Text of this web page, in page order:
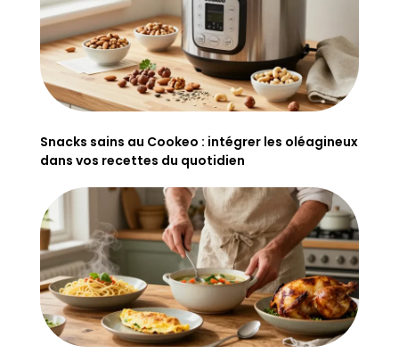
Snacks sains au Cookeo : intégrer les oléagineux
dans vos recettes du quotidien